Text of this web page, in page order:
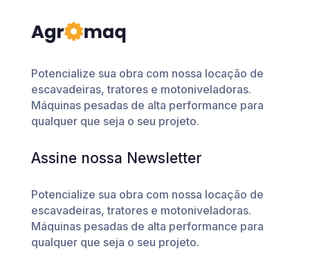
Potencialize sua obra com nossa locação de
escavadeiras, tratores e motoniveladoras.
Máquinas pesadas de alta performance para
qualquer que seja o seu projeto.
Assine nossa Newsletter
Potencialize sua obra com nossa locação de
escavadeiras, tratores e motoniveladoras.
Máquinas pesadas de alta performance para
qualquer que seja o seu projeto.